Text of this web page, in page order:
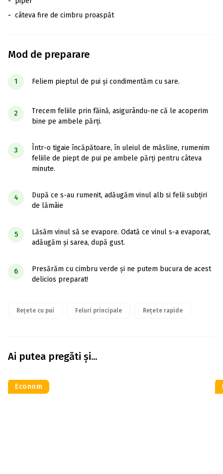
- câteva fire de cimbru proaspăt
Mod de preparare
1 Feliem pieptul de pui și condimentăm cu sare.
2
Trecem feliile prin făină, asigurându-ne că le acoperim
bine pe ambele părți.
3
Într-o tigaie încăpătoare, în uleiul de măsline, rumenim
feliile de piept de pui pe ambele părți pentru câteva
minute.
4
După ce s-au rumenit, adăugăm vinul alb si felii subțiri
de lămâie
5
Lăsăm vinul să se evapore. Odată ce vinul s-a evaporat,
adăugăm și sarea, după gust.
6
Presărăm cu cimbru verde și ne putem bucura de acest
delicios preparat!
Rețete cu pui Feluri principale Rețete rapide
Ai putea pregăti și...
Econom